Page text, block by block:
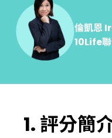
倫凱恩
10Life
1. 評分簡